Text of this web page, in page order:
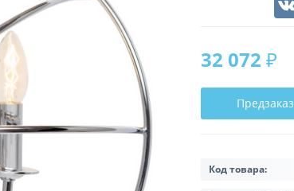
32 072 ₽
Предзаказ
Код товара: